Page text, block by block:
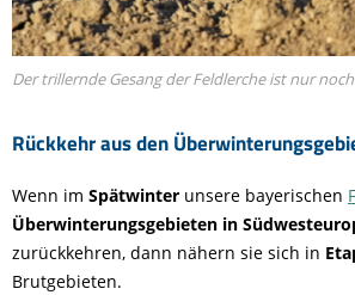
Der trillernde Gesang der Feldlerche ist nur
Rückkehr aus den
Wenn im Spätwinter unsere bayerischen
Überwinterungsgebieten in
zurückkehren, dann nähern sie sich in
Brutgebieten.